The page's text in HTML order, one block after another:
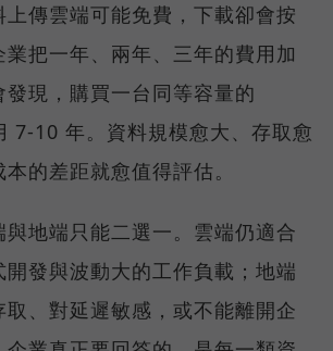
傳雲端可能免費，下載卻會按
把一年、兩年、三年的費用加
現，購買一台同等容量的
7-10 年。資料規模愈大、存取愈
的差距就愈值得評估。
地端只能二選一。雲端仍適合
發與波動大的工作負載；地端
取、對延遲敏感，或不能離開企